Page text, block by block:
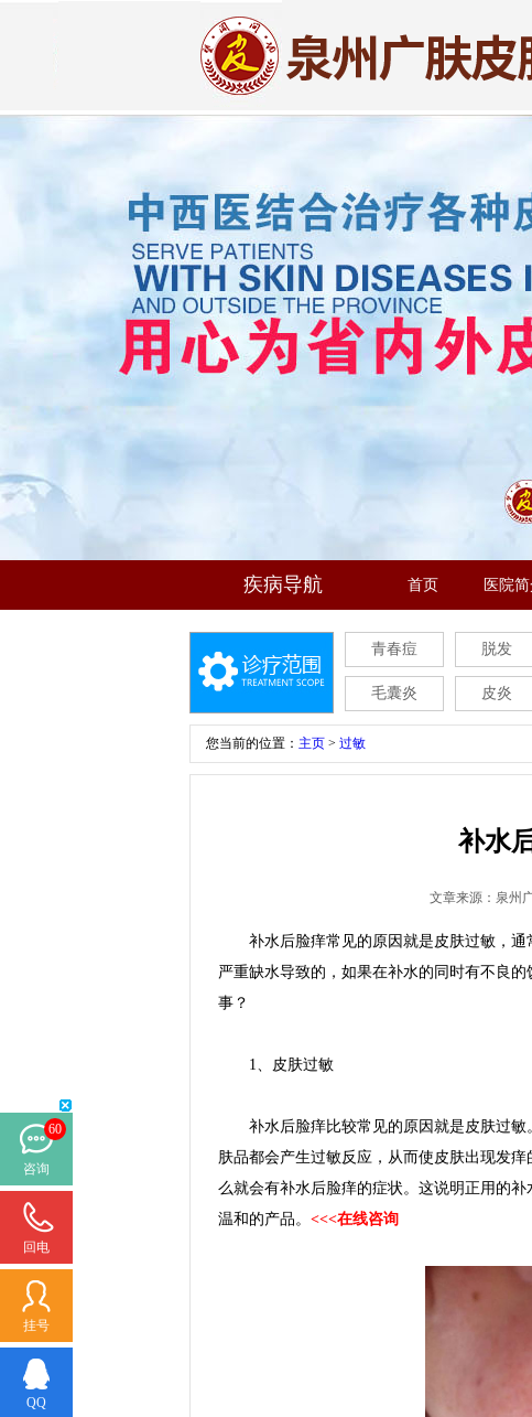
疾病导航 首页 医院
青春痘 脱发
毛囊炎 皮炎
您当前的位置： 主页 > 过敏
补水
文章来源：泉州
补水后脸痒常见的原因就是皮肤过敏，通
严重缺水导致的，如果在补水的同时有不良
事？
1、皮肤过敏
补水后脸痒比较常见的原因就是皮肤过敏
肤品都会产生过敏反应，从而使皮肤出现发
么就会有补水后脸痒的症状。这说明正用的
温和的产品。 <<<在线咨询
60
咨询
回电
挂号
QQ